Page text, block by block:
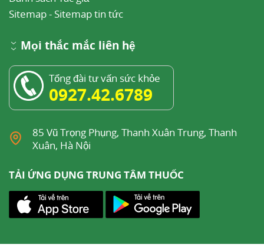
Sitemap- Sitemap tin tức
Mọi thắc mắc liên hệ
Tổng đài tư vấn sức khỏe
0927.42.6789
85 Vũ Trọng Phụng, Thanh Xuân Trung, Thanh
Xuân, Hà Nội
TẢI ỨNG DỤNG TRUNG TÂM THUỐC